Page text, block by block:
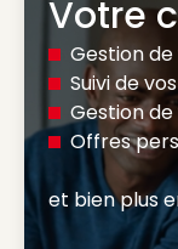
Votre
Gestion
Suivi de
Gestion
Offres
et bien plus